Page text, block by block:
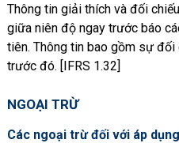
Thông tin giải thích và đối
giữa niên độ ngay trước báo
tiên. Thông tin bao gồm sự đối
trước đó. [IFRS 1.32]
NGOẠI TRỪ
Các ngoại trừ đối với áp